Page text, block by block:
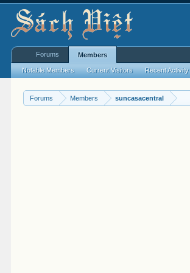
Forums Members suncasacentral
Forums Members
Notable Members Current Visitors Recent Activity